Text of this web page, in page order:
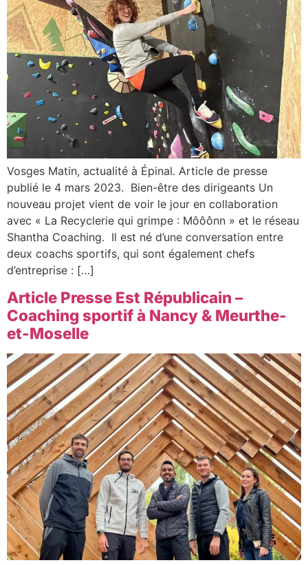
Vosges Matin, actualité à Épinal. Article de presse
publié le 4 mars 2023. Bien-être des dirigeants Un
nouveau projet vient de voir le jour en collaboration
avec « La Recyclerie qui grimpe : Môôônn » et le réseau
Shantha Coaching. Il est né d’une conversation entre
deux coachs sportifs, qui sont également chefs
d’entreprise : […]
Article Presse Est Républicain –
Coaching sportif à Nancy & Meurthe-
et-Moselle